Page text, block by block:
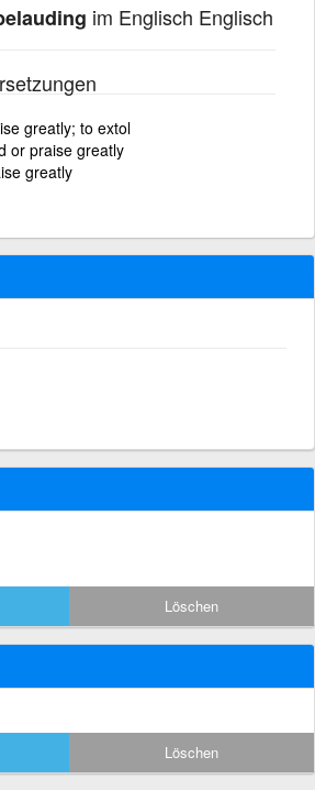
im Englisch Englisch
greatly; to extol
or praise greatly
greatly
Löschen
Löschen